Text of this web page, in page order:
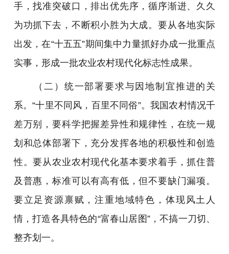
手，找准突破口，排出优先序，循序渐进、久久
为功抓下去，不断积小胜为大成。要从各地实际
出发，在“十五五”期间集中力量抓好办成一批重点
实事，形成一批农业农村现代化标志性成果。
（二）统一部署要求与因地制宜推进的关
系。“十里不同风，百里不同俗”。我国农村情况千
差万别，要科学把握差异性和规律性，在统一规
划和总体部署下，充分发挥各地的积极性和创造
性。要从农业农村现代化基本要求着手，抓住普
及普惠，标准可以有高有低，但不要缺门漏项。
要立足资源禀赋，注重地域特色，体现风土人
情，打造各具特色的“富春山居图”，不搞一刀切、
整齐划一。